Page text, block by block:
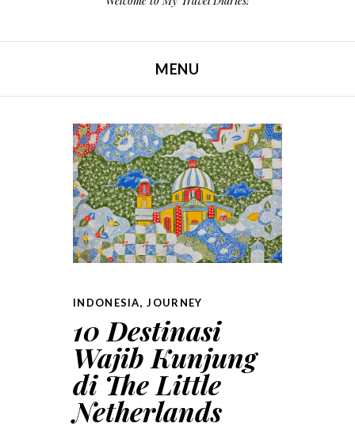
MENU
INDONESIA,JOURNEY
10 Destinasi
Wajib Kunjung
di The Little
Netherlands